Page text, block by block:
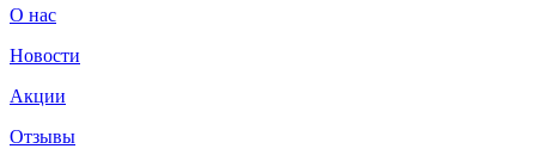
О нас
Новости
Акции
Отзывы